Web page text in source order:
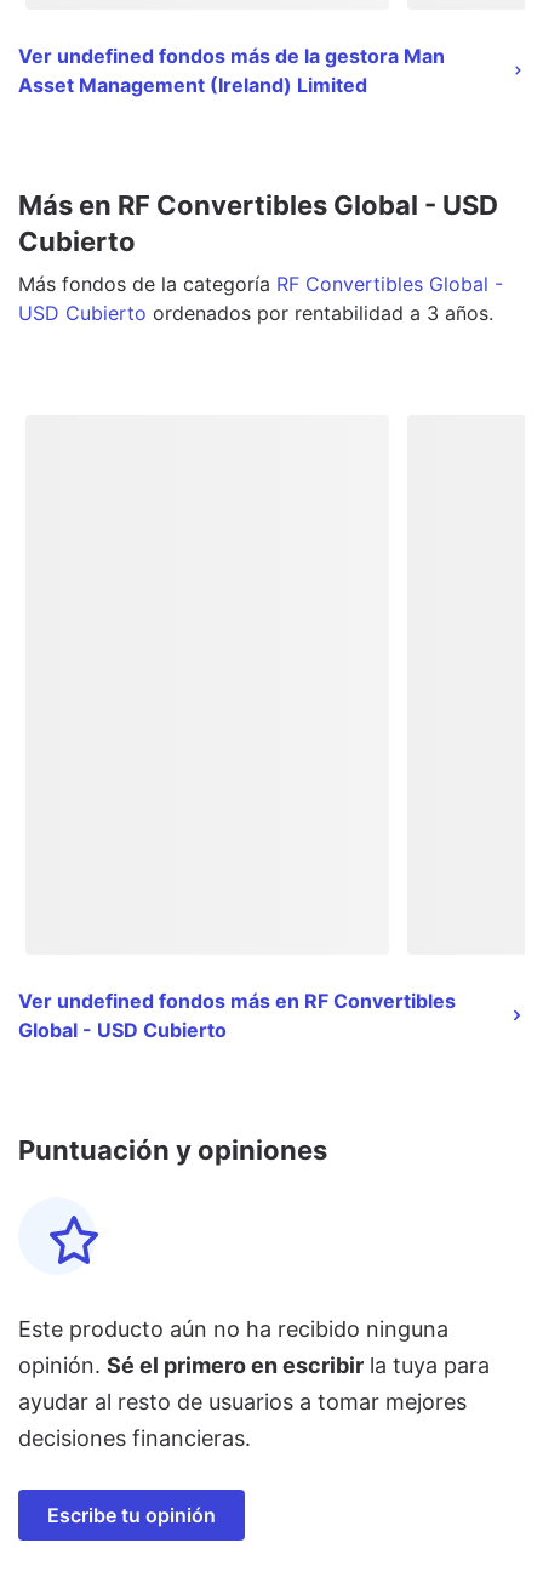
Ver undefined fondos más de la gestora Man
Asset Management (Ireland) Limited
Más en RF Convertibles Global - USD
Cubierto
Más fondos de la categoría RF Convertibles Global -
USD Cubierto ordenados por rentabilidad a 3 años.
Ver undefined fondos más en RF Convertibles
Global - USD Cubierto
Puntuación y opiniones
Este producto aún no ha recibido ninguna
opinión. Sé el primero en escribir la tuya para
ayudar al resto de usuarios a tomar mejores
decisiones financieras.
Escribe tu opinión